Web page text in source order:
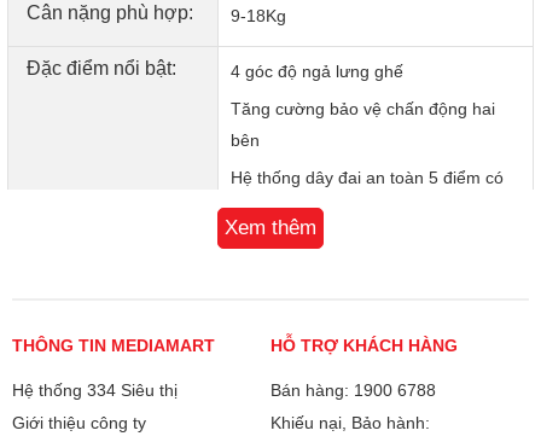
• Hệ thống dây đai an toàn 5 điểm có thể điều chỉnh dễ
dàng chỉ bằng một lần kéo
• Kích thước đế ghế nhỏ gọn tương thích với hầu hết các
• Lớp đệm hỗ trợ cơ thể có thể tháo rời
Cân nặng phù hợp: 9-18Kg
Đặc điểm nổi bật:
4 góc độ ngả lưng ghế
Tăng cường bảo vệ chấn động hai
bên
Hệ thống dây đai an toàn 5 điểm có
thể điều chỉnh
Lớp đệm hỗ trợ cơ thể có thể tháo rời
Tư thế ngồi quay về phía trước &sau
Kích thước:
Xem thêm
THÔNG TIN MEDIAMART
Hệ thống 334 Siêu thị
Giới thiệu công ty
HỖ TRỢ KHÁCH HÀNG
Bán hàng: 1900 6788
Khiếu nại, Bảo hành: